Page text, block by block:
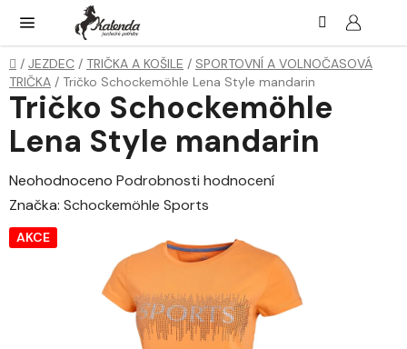
obsah
Domů
/ JEZDEC / TRIČKA A KOŠILE / SPORTOVNÍ A VOLNOČASOVÁ
TRIČKA / Tričko Schockemöhle Lena Style mandarin
Tričko Schockemöhle
Lena Style mandarin
Průměrné
hodnocení
produktu
je
Neohodnoceno Podrobnosti hodnocení
Značka: Schockemöhle Sports
AKCE